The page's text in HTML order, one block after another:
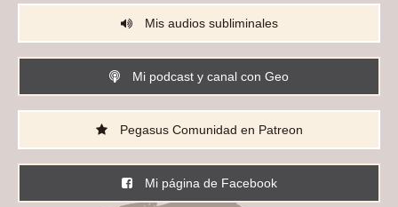
Mis audios subliminales
Mi podcast y canal con Geo
Pegasus Comunidad en Patreon
Mi página de Facebook